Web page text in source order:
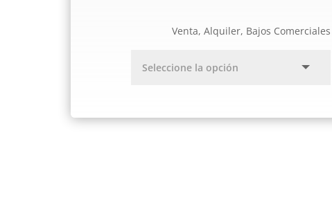
Venta, Alquiler, Bajos Comerciales